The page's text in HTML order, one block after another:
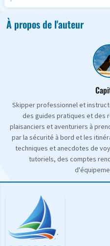
À propos de l'auteur
Skipper professionnel et
des guides pratiques et des
plaisanciers et aventuriers à
par la sécurité à bord et les
techniques et anecdotes de
tutoriels, des comptes